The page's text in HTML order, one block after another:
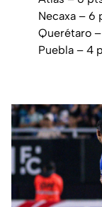
Necaxa – 6
Querétaro –
Puebla – 4